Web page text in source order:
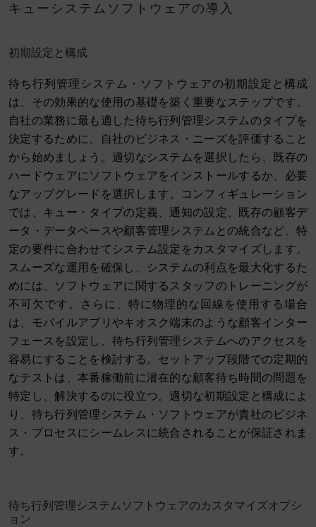
キューシステムソフトウェアの導入
初期設定と構成
待ち行列管理システム・ソフトウェアの初期設定と構成
は、その効果的な使用の基礎を築く重要なステップです。
自社の業務に最も適した待ち行列管理システムのタイプを
決定するために、自社のビジネス・ニーズを評価すること
から始めましょう。適切なシステムを選択したら、既存の
ハードウェアにソフトウェアをインストールするか、必要
なアップグレードを選択します。コンフィギュレーション
では、キュー・タイプの定義、通知の設定、既存の顧客デ
ータ・データベースや顧客管理システムとの統合など、特
定の要件に合わせてシステム設定をカスタマイズします。
スムーズな運用を確保し、システムの利点を最大化するた
めには、ソフトウェアに関するスタッフのトレーニングが
不可欠です。さらに、特に物理的な回線を使用する場合
は、モバイルアプリやキオスク端末のような顧客インター
フェースを設定し、待ち行列管理システムへのアクセスを
容易にすることを検討する。セットアップ段階での定期的
なテストは、本番稼働前に潜在的な顧客待ち時間の問題を
特定し、解決するのに役立つ。適切な初期設定と構成によ
り、待ち行列管理システム・ソフトウェアが貴社のビジネ
ス・プロセスにシームレスに統合されることが保証されま
す。
待ち行列管理システムソフトウェアのカスタマイズオプシ
ョン